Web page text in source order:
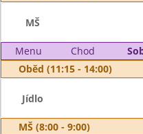
MŠ
Menu Chod
Oběd (11:15 - 14:00)
Jídlo
MŠ (8:00 - 9:00)